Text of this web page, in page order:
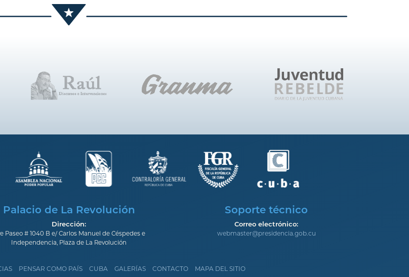
Palacio de La Revolución
Dirección:
Paseo # 1040 B e/ Carlos Manuel de Céspedes e
Independencia, Plaza de La Revolución
Soporte técnico
Correo electrónico:
webmaster@presidencia.gob.cu
PENSAR COMO PAÍS CUBA GALERÍAS CONTACTO MAPA DEL SITIO